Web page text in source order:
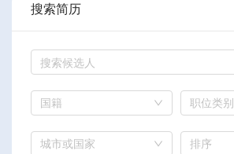
搜索简历
国籍 职位类别
城市或国家 排序